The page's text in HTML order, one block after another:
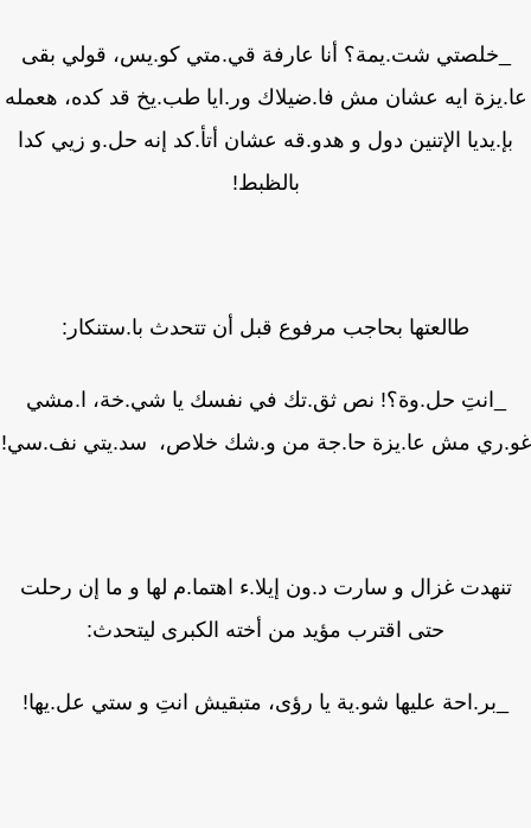
_خلصتي شت.يمة؟ أنا عارفة قي.متي كو.يس، قولي بقى
ايه عشان مش فا.ضيلاك ور.ايا طب.يخ قد كده، هعمله
الإتنين دول و هدو.قه عشان أتأ.كد إنه حل.و زيي كدا
بالظبط!
طالعتها بحاجب مرفوع قبل أن تتحدث با.ستنكار:
_انتِ حل.وة؟! نص ثق.تك في نفسك يا شي.خة، ا.مشي
مش عا.يزة حا.جة من و.شك خلاص، سد.يتي نف.سي!
غزال و سارت د.ون إيلا.ء اهتما.م لها و ما إن رحلت
حتى اقترب مؤيد من أخته الكبرى ليتحدث:
_بر.احة عليها شو.ية يا رؤى، متبقيش انتِ و ستي عل.يها!